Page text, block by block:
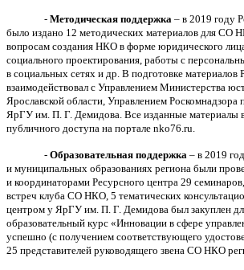
-Методическая поддержка – в 2019 году
было издано 12 методических материалов для СО
вопросам создания НКО в форме юридического
социального проектирования, работы с
в социальных сетях и др. В подготовке материалов
взаимодействовал с Управлением Министерства
Ярославской области, Управлением Роскомнадзора
ЯрГУ им. П. Г. Демидова. Все изданные материалы
публичного доступа на портале nko76.ru.
-Образовательная поддержка – в 2019
и муниципальных образованиях региона были
и координаторами Ресурсного центра 29
встреч клуба СО НКО, 5 тематических
центром у ЯрГУ им. П. Г. Демидова был закуплен
образовательный курс «Инновации в сфере
успешно (с получением соответствующего
25 представителей руководящего звена СО НКО